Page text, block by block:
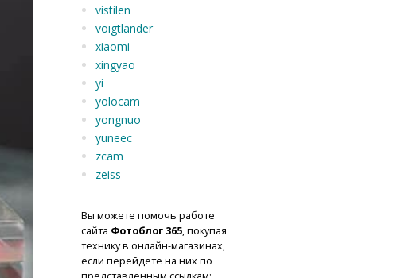
vistilen
voigtlander
xiaomi
xingyao
yi
yolocam
yongnuo
yuneec
zcam
zeiss
Вы можете помочь работе
сайта Фотоблог 365, покупая
технику в онлайн-магазинах,
если перейдете на них по